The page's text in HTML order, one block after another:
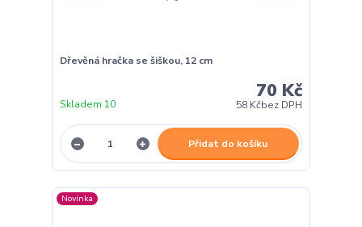
Dřevěná hračka se šiškou, 12 cm
70 Kč
58 Kčbez DPH
Skladem 10
Přidat do košíku
Novinka